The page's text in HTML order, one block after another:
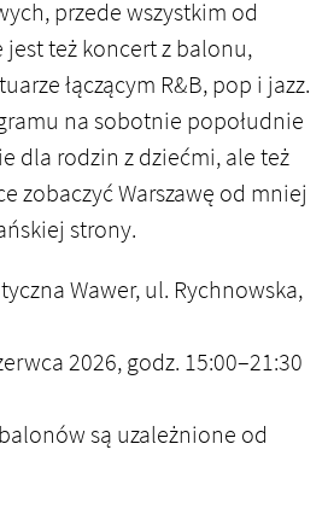
przede wszystkim od
też koncert z balonu,
łączącym R&B, pop i jazz.
na sobotnie popołudnie
dla rodzin z dziećmi, ale też
zobaczyć Warszawę od mniej
strony.
Wawer, ul. Rychnowska,
2026, godz. 15:00–21:30
są uzależnione od